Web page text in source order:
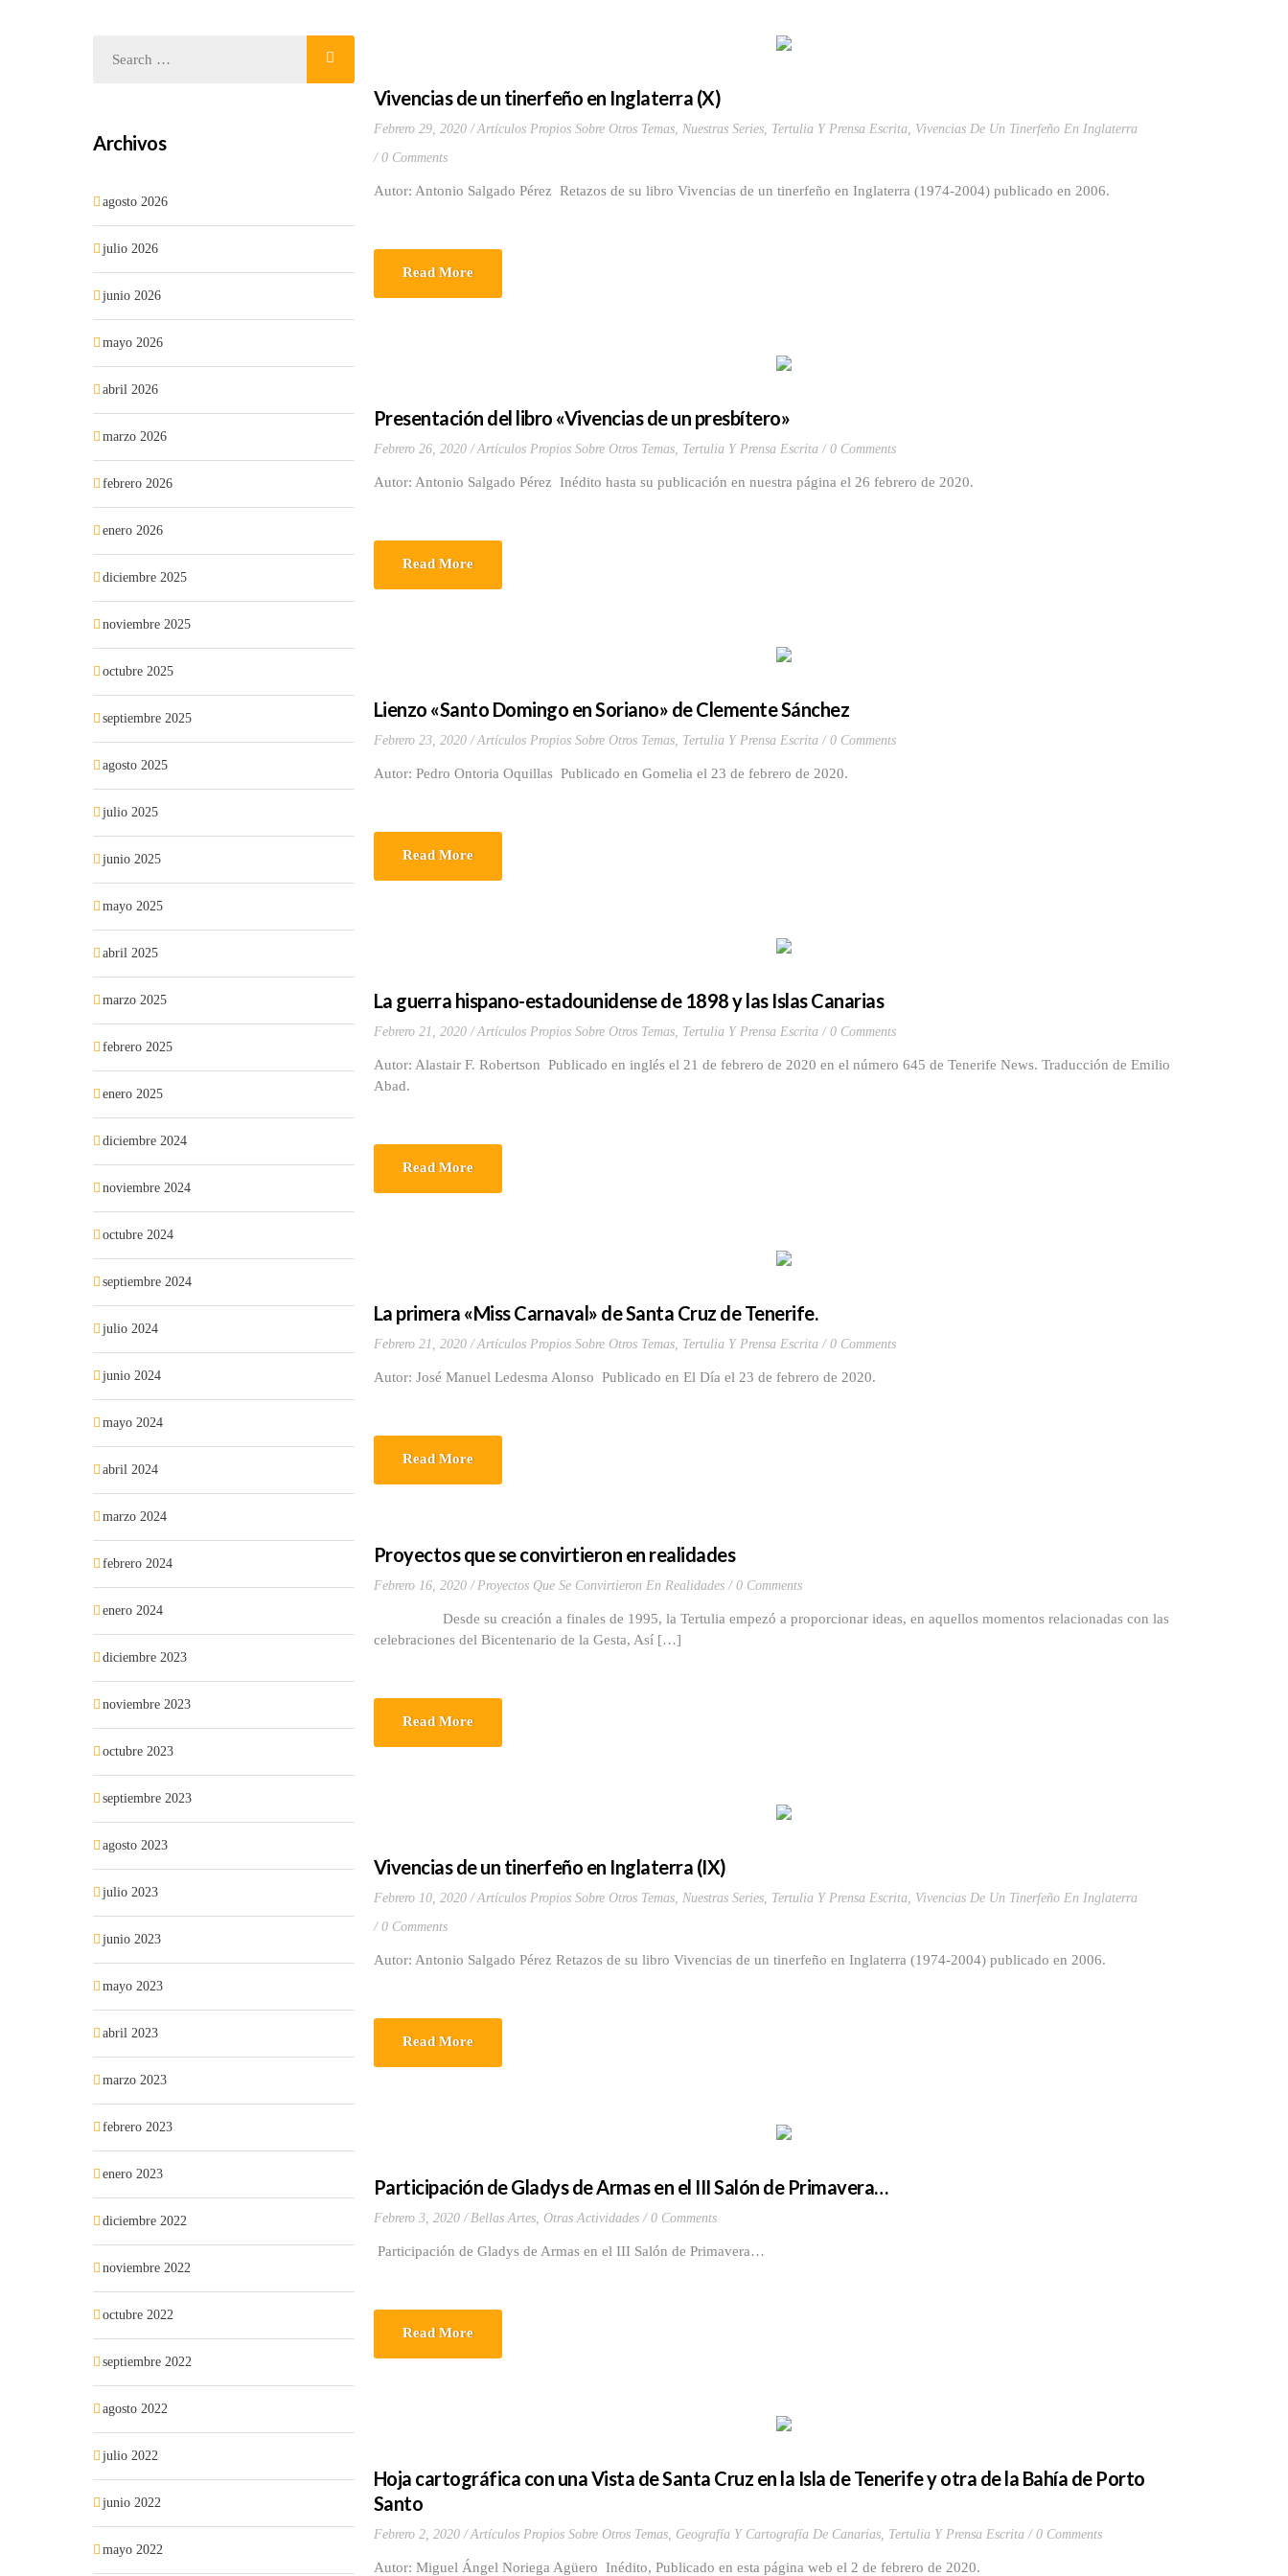
Vivencias de un tinerfeño en Inglaterra (X)
Febrero 29, 2020 Artículos Propios Sobre Otros Temas, Nuestras Series, Tertulia Y Prensa Escrita, Vivencias De Un Tinerfeño En Inglaterra
0 Comments
Autor: Antonio Salgado Pérez Retazos de su libro Vivencias de un tinerfeño en Inglaterra (1974-2004) publicado en 2006.
Read More
Presentación del libro «Vivencias de un presbítero»
Febrero 26, 2020 Artículos Propios Sobre Otros Temas, Tertulia Y Prensa Escrita 0 Comments
Autor: Antonio Salgado Pérez Inédito hasta su publicación en nuestra página el 26 febrero de 2020.
Read More
Lienzo «Santo Domingo en Soriano» de Clemente Sánchez
Febrero 23, 2020 Artículos Propios Sobre Otros Temas, Tertulia Y Prensa Escrita 0 Comments
Autor: Pedro Ontoria Oquillas Publicado en Gomelia el 23 de febrero de 2020.
Read More
La guerra hispano-estadounidense de 1898 y las Islas Canarias
Febrero 21, 2020 Artículos Propios Sobre Otros Temas, Tertulia Y Prensa Escrita 0 Comments
Autor: Alastair F. Robertson Publicado en inglés el 21 de febrero de 2020 en el número 645 de Tenerife News. Traducción de Emilio
Abad.
Read More
La primera «Miss Carnaval» de Santa Cruz de Tenerife.
Febrero 21, 2020 Artículos Propios Sobre Otros Temas, Tertulia Y Prensa Escrita 0 Comments
Autor: José Manuel Ledesma Alonso Publicado en El Día el 23 de febrero de 2020.
Read More
Proyectos que se convirtieron en realidades
Febrero 16, 2020 Proyectos Que Se Convirtieron En Realidades 0 Comments
Desde su creación a finales de 1995, la Tertulia empezó a proporcionar ideas, en aquellos momentos relacionadas con las
celebraciones del Bicentenario de la Gesta, Así […]
Read More
Vivencias de un tinerfeño en Inglaterra (IX)
Febrero 10, 2020 Artículos Propios Sobre Otros Temas, Nuestras Series, Tertulia Y Prensa Escrita, Vivencias De Un Tinerfeño En Inglaterra
0 Comments
Autor: Antonio Salgado Pérez Retazos de su libro Vivencias de un tinerfeño en Inglaterra (1974-2004) publicado en 2006.
Read More
Participación de Gladys de Armas en el III Salón de Primavera…
Febrero 3, 2020 Bellas Artes, Otras Actividades 0 Comments
Participación de Gladys de Armas en el III Salón de Primavera…
Read More
Hoja cartográfica con una Vista de Santa Cruz en la Isla de Tenerife y otra de la Bahía de Porto
Santo
Febrero 2, 2020 Artículos Propios Sobre Otros Temas, Geografía Y Cartografía De Canarias, Tertulia Y Prensa Escrita 0 Comments
Autor: Miguel Ángel Noriega Agüero Inédito, Publicado en esta página web el 2 de febrero de 2020.
Archivos
agosto 2026
julio 2026
junio 2026
mayo 2026
abril 2026
marzo 2026
febrero 2026
enero 2026
diciembre 2025
noviembre 2025
octubre 2025
septiembre 2025
agosto 2025
julio 2025
junio 2025
mayo 2025
abril 2025
marzo 2025
febrero 2025
enero 2025
diciembre 2024
noviembre 2024
octubre 2024
septiembre 2024
julio 2024
junio 2024
mayo 2024
abril 2024
marzo 2024
febrero 2024
enero 2024
diciembre 2023
noviembre 2023
octubre 2023
septiembre 2023
agosto 2023
julio 2023
junio 2023
mayo 2023
abril 2023
marzo 2023
febrero 2023
enero 2023
diciembre 2022
noviembre 2022
octubre 2022
septiembre 2022
agosto 2022
julio 2022
junio 2022
mayo 2022